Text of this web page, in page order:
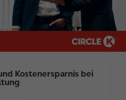
Kostenersparnis bei